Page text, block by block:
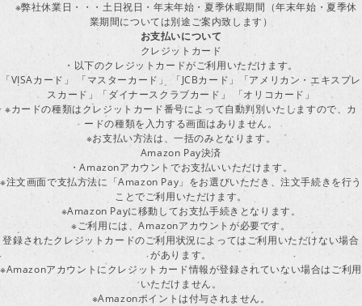
※弊社休業日・・・土日祝日・年末年始・夏季休暇期間（年末年始・夏季休
業期間については別途ご案内致します）
お支払いについて
クレジットカード
・以下のクレジットカードがご利用いただけます。
「VISAカード」 「マスターカード」 「JCBカード」「アメリカン・エキスプレ
スカード」「ダイナースクラブカード」 「オリコカード」
※カードの種類はクレジットカード番号によって自動判別いたしますので、カ
ードの種類を入力する画面はありません。
※お支払い方法は、一括のみとなります。
Amazon Pay決済
・Amazonアカウントでお支払いいただけます。
※注文画面で支払方法に「Amazon Pay」をお選びいただき、注文手続きを行う
ことでご利用いただけます。
※Amazon Payに移動してお支払手続きとなります。
※ご利用には、Amazonアカウントが必要です。
登録されたクレジットカードのご利用状況によってはご利用いただけない場合
があります。
※Amazonアカウントにクレジットカード情報が登録されていない場合はご利用
いただけません。
※Amazonポイントは付与されません。